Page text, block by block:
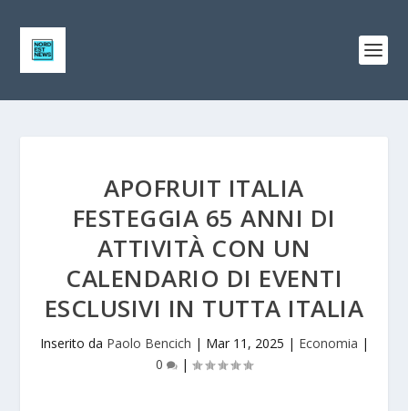
APOFRUIT ITALIA
FESTEGGIA 65 ANNI DI
ATTIVITÀ CON UN
CALENDARIO DI EVENTI
ESCLUSIVI IN TUTTA ITALIA
Inserito da Paolo Bencich | Mar 11, 2025 | Economia |
0
|